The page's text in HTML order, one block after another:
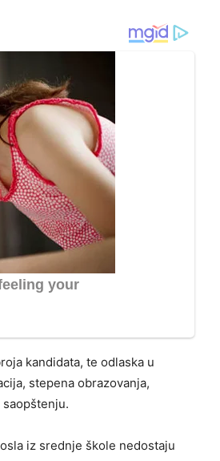
kandidata, te odlaska u
stepena obrazovanja,
iz srednje škole nedostaju